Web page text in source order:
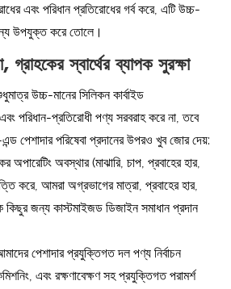
এবং পরিধান প্রতিরোধের গর্ব করে, এটি উচ্চ-
উপযুক্ত করে তোলে।
গ্রাহকের স্বার্থের ব্যাপক সুরক্ষা
উচ্চ-মানের সিলিকন কার্বাইড
পরিধান-প্রতিরোধী পণ্য সরবরাহ করে না, তবে
পেশাদার পরিষেবা প্রদানের উপরও খুব জোর দেয়:
অপারেটিং অবস্থার (মাঝারি, চাপ, প্রবাহের হার,
করে, আমরা অগ্রভাগের মাত্রা, প্রবাহের হার,
জন্য কাস্টমাইজড ডিজাইন সমাধান প্রদান
পেশাদার প্রযুক্তিগত দল পণ্য নির্বাচন
এবং রক্ষণাবেক্ষণ সহ প্রযুক্তিগত পরামর্শ